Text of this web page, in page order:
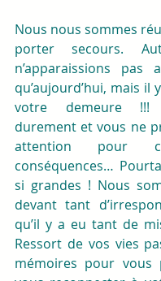
Nous nous sommes
porter secours.
n’apparaissions pas
qu’aujourd’hui, mais il
votre demeure !!!
durement et vous ne
attention pour
conséquences…
si grandes ! Nous
devant tant
qu’il y a eu tant de
Ressort de vos vies
mémoires pour vous